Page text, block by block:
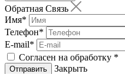
Обратная Связь
Имя*
Телефон*
E-mail*
Согласен на обработку *
Отправить
Закрыть